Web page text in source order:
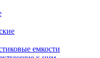
емкости